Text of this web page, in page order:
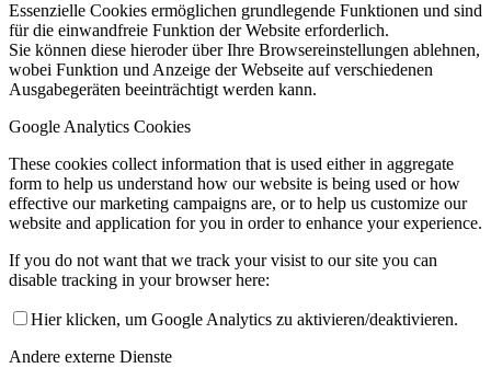
Essenzielle Cookies ermöglichen grundlegende Funktionen und sind
für die einwandfreie Funktion der Website erforderlich.
Sie können diese hieroder über Ihre Browsereinstellungen ablehnen,
wobei Funktion und Anzeige der Webseite auf verschiedenen
Ausgabegeräten beeinträchtigt werden kann.
Google Analytics Cookies
These cookies collect information that is used either in aggregate
form to help us understand how our website is being used or how
effective our marketing campaigns are, or to help us customize our
website and application for you in order to enhance your experience.
If you do not want that we track your visist to our site you can
disable tracking in your browser here:
Hier klicken, um Google Analytics zu aktivieren/deaktivieren.
Andere externe Dienste